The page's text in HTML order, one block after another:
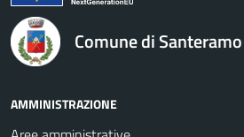
Comune di
AMMINISTRAZIONE